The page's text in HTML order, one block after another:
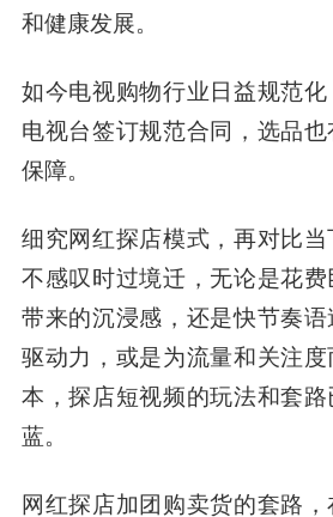
和健康发展。
如今电视购物行业日益规范
电视台签订规范合同，选品
保障。
细究网红探店模式，再对比
不感叹时过境迁，无论是花
带来的沉浸感，还是快节奏
驱动力，或是为流量和关注
本，探店短视频的玩法和套
蓝。
网红探店加团购卖货的套路